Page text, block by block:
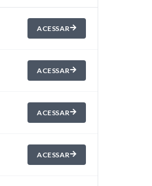
ACESSAR
ACESSAR
ACESSAR
ACESSAR